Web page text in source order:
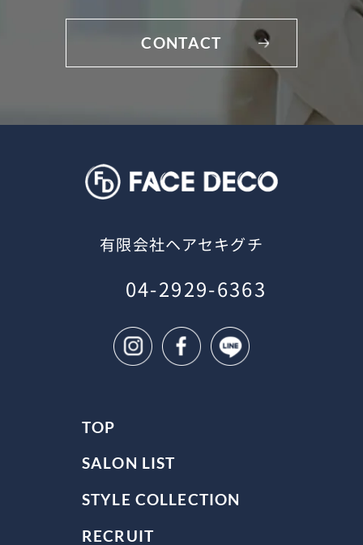
CONTACT
有限会社ヘアセキグチ
04-2929-6363
TOP
SALON LIST
STYLE COLLECTION
RECRUIT